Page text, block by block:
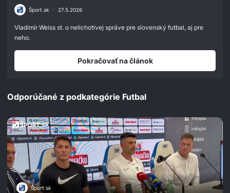
minute,
second
Šport.sk • 27.5.2026
Vladimír Weiss st. o nelichotivej správe pre slovenský futbal, aj pre
neho.
Pokračovať na článok
Odporúčané z podkategórie Futbal
Šport.sk